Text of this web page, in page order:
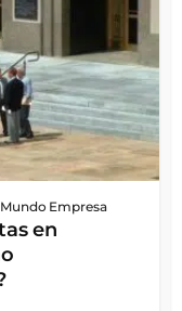
Mundo Empresa
en